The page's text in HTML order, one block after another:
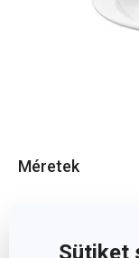
Sütiket
Méretek